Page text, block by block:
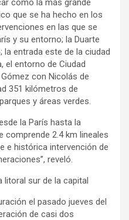
como la más grande
que se ha hecho en los
en las que se
y su entorno; la Duarte
la entrada este de la ciudad
el entorno de Ciudad
con Nicolás de
351 kilómetros de
y áreas verdes.
la París hasta la
comprende 2.4 km lineales
e histórica intervención de
reveló.
sur de la capital
el pasado jueves del
de casi dos